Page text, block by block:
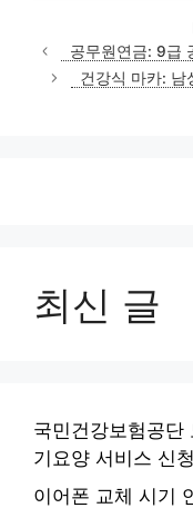
공무원연금: 9급
건강식 마카: 남
최신 글
국민건강보험공
기요양 서비스 신
이어폰 교체 시기